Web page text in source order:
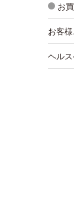
お
お客
ヘルス